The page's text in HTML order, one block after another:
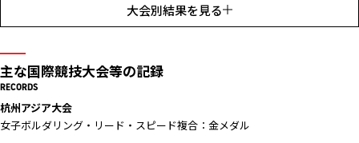
大会別結果を見る
主な国際競技大会等の記録
RECORDS
杭州アジア大会
女子ボルダリング・リード・スピード複合：金メダル